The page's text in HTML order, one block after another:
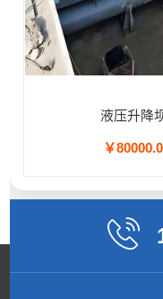
液压升降
￥